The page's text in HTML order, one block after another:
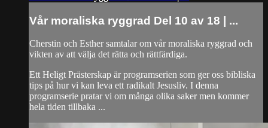
Vår moraliska ryggrad Del 10 av 18 | ...
Cherstin och Esther samtalar om vår moraliska ryggrad och
vikten av att välja det rätta och rättfärdiga.
Ett Heligt Prästerskap är programserien som ger oss bibliska
tips på hur vi kan leva ett radikalt Jesusliv. I denna
programserie pratar vi om många olika saker men kommer
hela tiden tillbaka ...